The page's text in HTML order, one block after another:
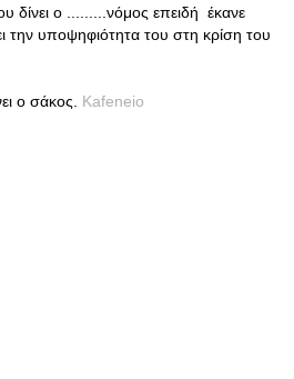
δίνει ο .........νόμος επειδή έκανε
την υποψηφιότητα του στη κρίση του
ο σάκος. Kafeneio